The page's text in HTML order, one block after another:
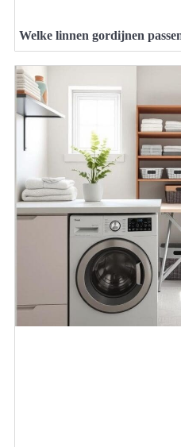
Welke linnen gordijnen